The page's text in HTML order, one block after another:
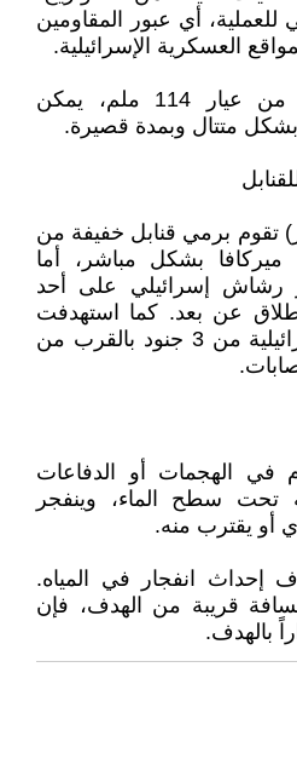
أي عبور المقاومين
العسكرية الإسرائيلية.
2)صواريخ قصيرة المدى من عيار 114 ملم، يمكن
تقوم برمي قنابل خفيفة من
ميركافا بشكل مباشر، أما
رشاش إسرائيلي على أحد
عن بعد. كما استهدفت
طائرة أخرى مجموعة إسرائيلية من 3 جنود بالقرب من
في الهجمات أو الدفاعات
تحت سطح الماء، وينفجر
أو يقترب منه.
إحداث انفجار في المياه.
قريبة من الهدف، فإن
بالهدف.